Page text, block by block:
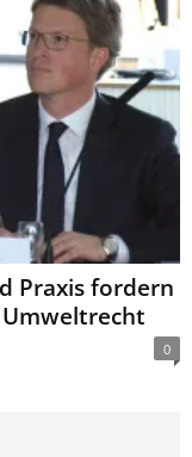
Praxis fordern
0